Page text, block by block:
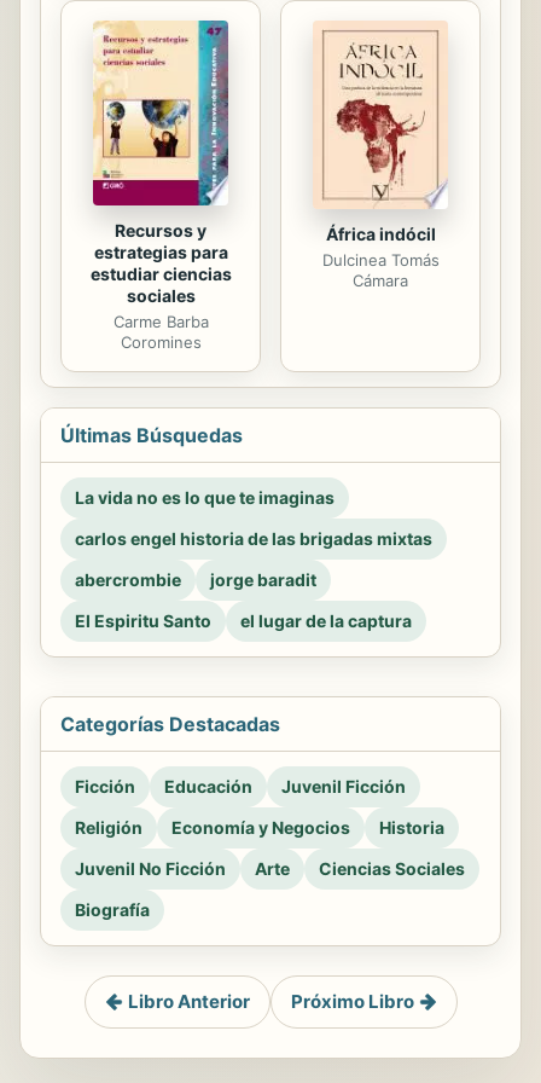
Recursos y
estrategias para
estudiar ciencias
sociales
Carme Barba
Coromines
África indócil
Dulcinea Tomás
Cámara
Últimas Búsquedas
La vida no es lo que te imaginas
carlos engel historia de las brigadas mixtas
abercrombie
jorge baradit
El Espiritu Santo
el lugar de la captura
Categorías Destacadas
Ficción Educación
Juvenil Ficción
Religión
Economía y Negocios
Historia
Juvenil No Ficción
Arte
Ciencias Sociales
Biografía
Libro Anterior Próximo Libro